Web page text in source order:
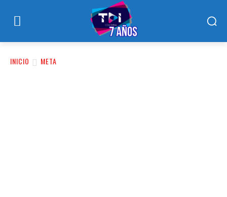
INICIO META